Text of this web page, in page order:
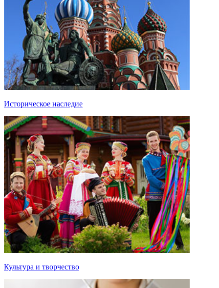
Историческое наследие
Культура и творчество